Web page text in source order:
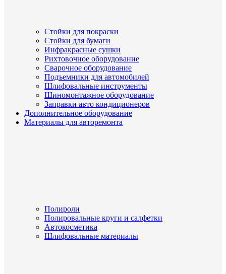
Стойки для покраски
Стойки для бумаги
Инфракрасные сушки
Рихтовочное оборудование
Сварочное оборудование
Подъемники для автомобилей
Шлифовальные инструменты
Шиномонтажное оборудование
Заправки авто кондиционеров
Дополнительное оборудование
Материалы для авторемонта
Полироли
Полировальные круги и салфетки
Автокосметика
Шлифовальные материалы